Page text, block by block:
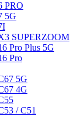
PRO
5G
SUPERZOOM
Pro Plus 5G
Pro
5G
4G
/ C51